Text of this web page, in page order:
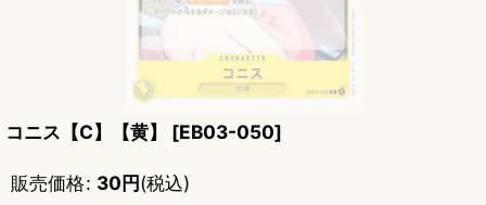
コニス【C】【黄】 [EB03-050]
販売価格: 30円(税込)